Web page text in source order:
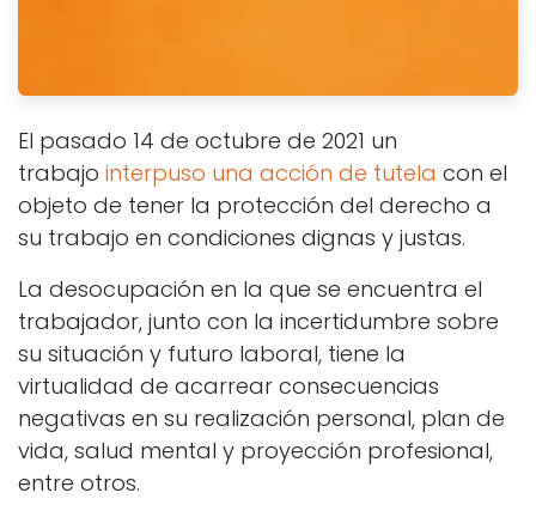
El pasado 14 de octubre de 2021 un
trabajo interpuso una acción de tutela con el
objeto de tener la protección del derecho a
su trabajo en condiciones dignas y justas.
La desocupación en la que se encuentra el
trabajador, junto con la incertidumbre sobre
su situación y futuro laboral, tiene la
virtualidad de acarrear consecuencias
negativas en su realización personal, plan de
vida, salud mental y proyección profesional,
entre otros.